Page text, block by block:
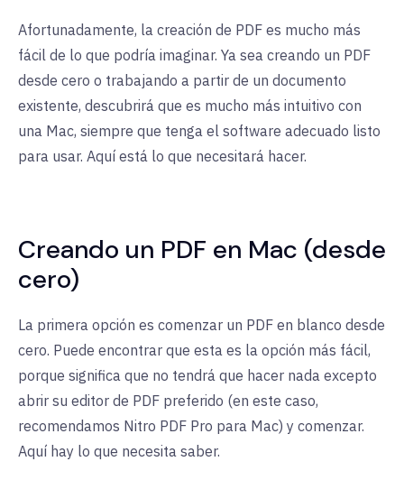
Afortunadamente, la creación de PDF es mucho más
fácil de lo que podría imaginar. Ya sea creando un PDF
desde cero o trabajando a partir de un documento
existente, descubrirá que es mucho más intuitivo con
una Mac, siempre que tenga el software adecuado listo
para usar. Aquí está lo que necesitará hacer.
Creando un PDF en Mac (desde
cero)
La primera opción es comenzar un PDF en blanco desde
cero. Puede encontrar que esta es la opción más fácil,
porque significa que no tendrá que hacer nada excepto
abrir su editor de PDF preferido (en este caso,
recomendamos Nitro PDF Pro para Mac) y comenzar.
Aquí hay lo que necesita saber.